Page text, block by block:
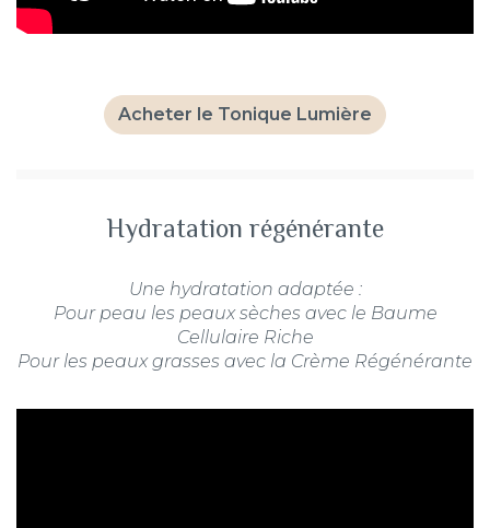
Acheter le Tonique Lumière
Hydratation régénérante
Une hydratation adaptée :
Pour peau les peaux sèches avec le Baume
Cellulaire Riche
Pour les peaux grasses avec la Crème Régénérante